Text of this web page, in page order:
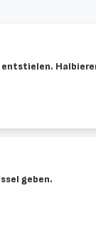
entstielen.
geben.